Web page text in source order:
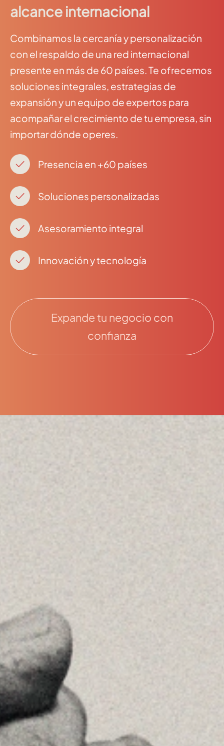
alcance internacional
Combinamos la cercanía y personalización
con el respaldo de una red internacional
presente en más de 60 países. Te ofrecemos
soluciones integrales, estrategias de
expansión y un equipo de expertos para
acompañar el crecimiento de tu empresa, sin
importar dónde operes.
Presencia en +60 países
Soluciones personalizadas
Asesoramiento integral
Innovación y tecnología
Expande tu negocio con
confianza